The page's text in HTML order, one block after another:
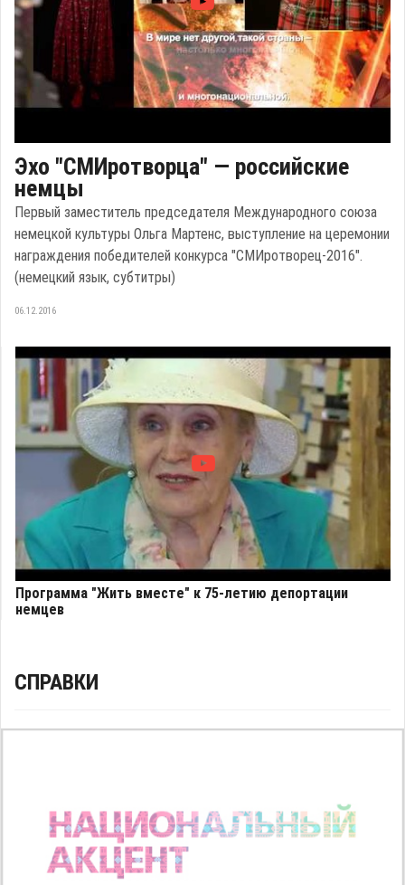
Эхо "СМИротворца" — российские
немцы
Первый заместитель председателя Международного союза
немецкой культуры Ольга Мартенс, выступление на церемонии
награждения победителей конкурса "СМИротворец-2016".
(немецкий язык, субтитры)
06.12.2016
Программа "Жить вместе" к 75-летию депортации
немцев
СПРАВКИ